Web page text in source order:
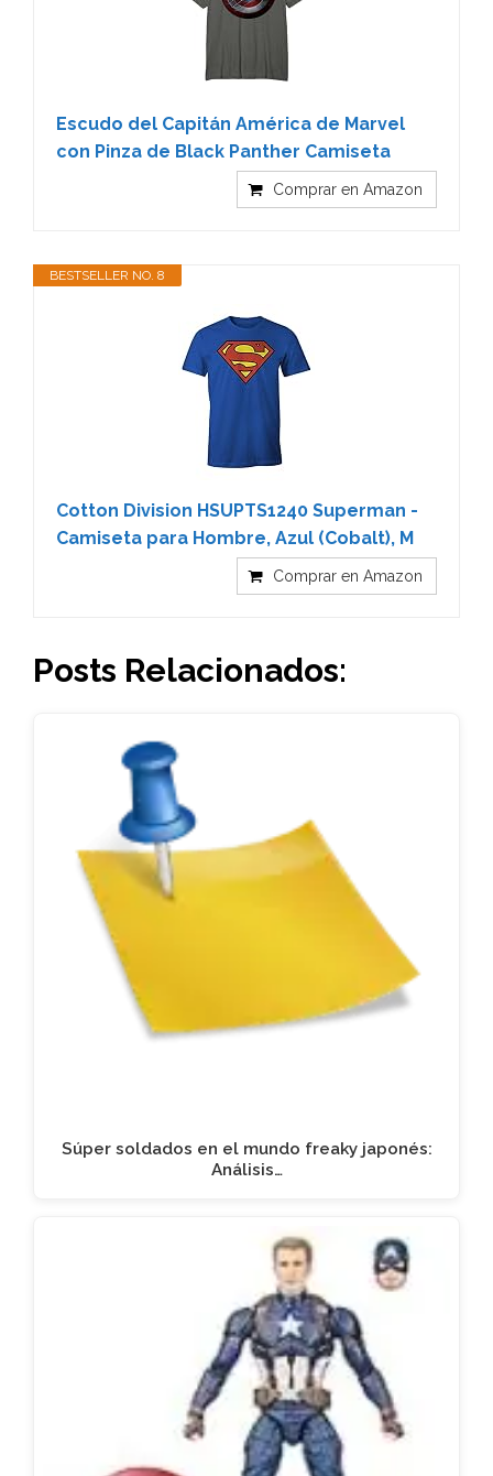
Escudo del Capitán América de Marvel
con Pinza de Black Panther Camiseta
Comprar en Amazon
BESTSELLER NO. 8
Cotton Division HSUPTS1240 Superman -
Camiseta para Hombre, Azul (Cobalt), M
Comprar en Amazon
Posts Relacionados:
Súper soldados en el mundo freaky japonés:
Análisis…